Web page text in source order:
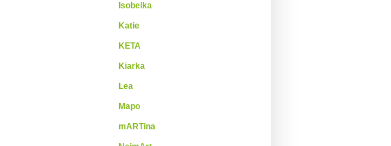
Isobelka
Katie
KETA
Kiarka
Lea
Mapo
mARTina